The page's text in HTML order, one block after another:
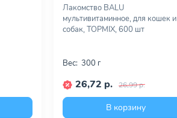
Лакомство BALU
мультивитаминное, для кошек и
собак, TOPMIX, 600 шт
Вес: 300 г
26,72 р. 26,99 р.
В корзину